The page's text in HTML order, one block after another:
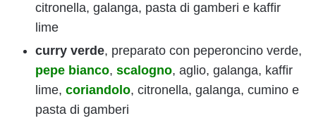
citronella, galanga, pasta di gamberi e kaffir
lime
curry verde, preparato con peperoncino verde,
pepe bianco, scalogno, aglio, galanga, kaffir
lime, coriandolo, citronella, galanga, cumino e
pasta di gamberi